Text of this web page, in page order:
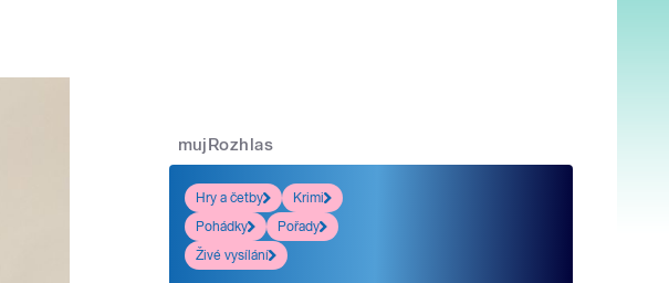
mujRozhlas
Hry a četby
Krimi
Pohádky
Pořady
Živé vysílání